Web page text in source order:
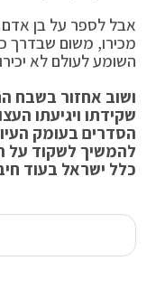
אבל לספר על בן
מכירו, משום שבדרך
השומע לעולם לא
ושוב אחזור בשבח
שקידתו ויגיעתו
הסדרים בעומק
להמשיך לשקוד על
כלל ישראל בעוד
חיפוש